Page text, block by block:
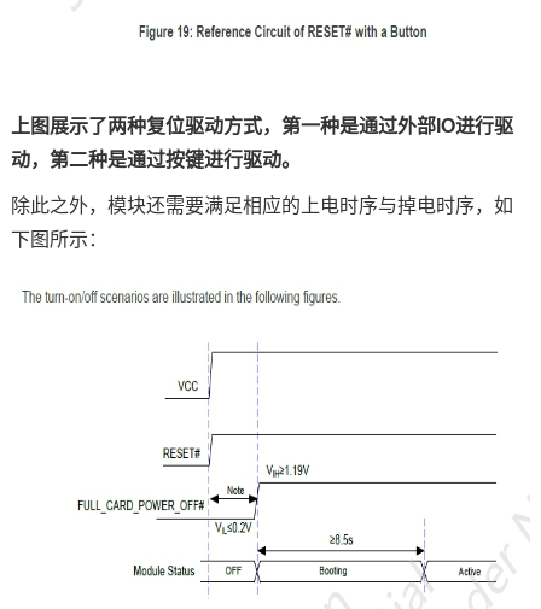
上图展示了两种复位驱动方式，第一种是通过外部IO进行驱
动，第二种是通过按键进行驱动。
除此之外，模块还需要满足相应的上电时序与掉电时序，如
下图所示：